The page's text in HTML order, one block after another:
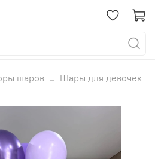
шаров Шары для девочек